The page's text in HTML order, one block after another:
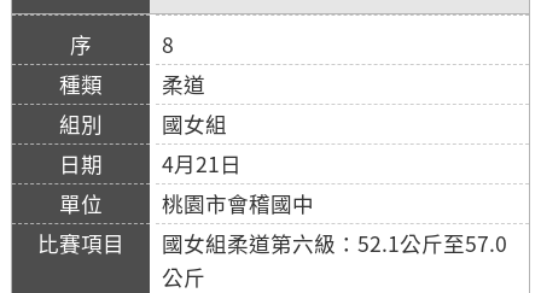
8
柔道
國女組
4月21日
桃園市會稽國中
國女組柔道第六級：52.1公斤至57.0
公斤